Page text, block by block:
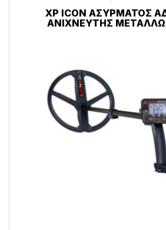
XP ICON ΑΣΎΡΜΑΤΟΣ
ΑΝΙΧΝΕΥΤΉΣ